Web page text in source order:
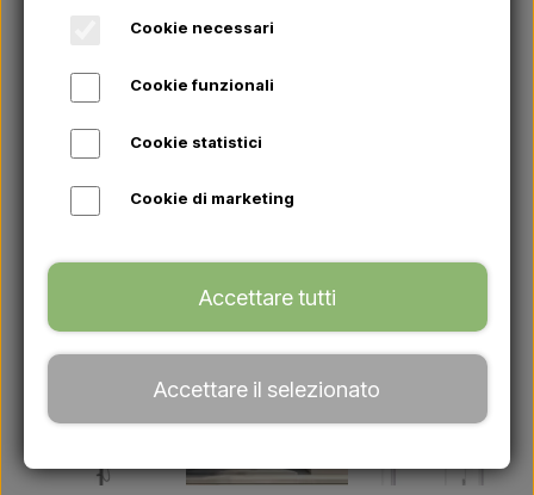
Cookie necessari
Cookie funzionali
Cookie statistici
Cookie di marketing
Accettare tutti
Accettare il selezionato